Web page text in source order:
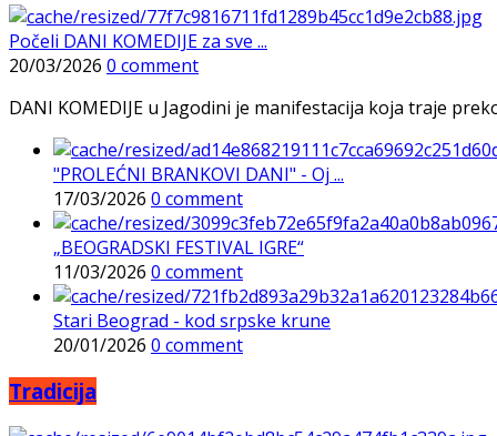
Počeli DANI KOMEDIJE za sve ...
20/03/2026 0 comment
DANI KOMEDIJE u Jagodini je manifestacija koja traje
"PROLEĆNI BRANKOVI DANI" - Oj ...
17/03/2026 0 comment
„BEOGRADSKI FESTIVAL IGRE“
11/03/2026 0 comment
Stari Beograd - kod srpske krune
20/01/2026 0 comment
Tradicija